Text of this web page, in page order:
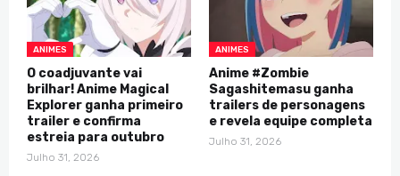
ANIMES
O coadjuvante vai
brilhar! Anime Magical
Explorer ganha primeiro
trailer e confirma
estreia para outubro
Julho 31, 2026
ANIMES
Anime #Zombie
Sagashitemasu ganha
trailers de personagens
e revela equipe completa
Julho 31, 2026